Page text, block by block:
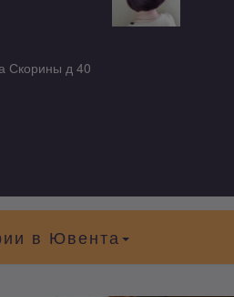
Скорины д 40
в Ювента